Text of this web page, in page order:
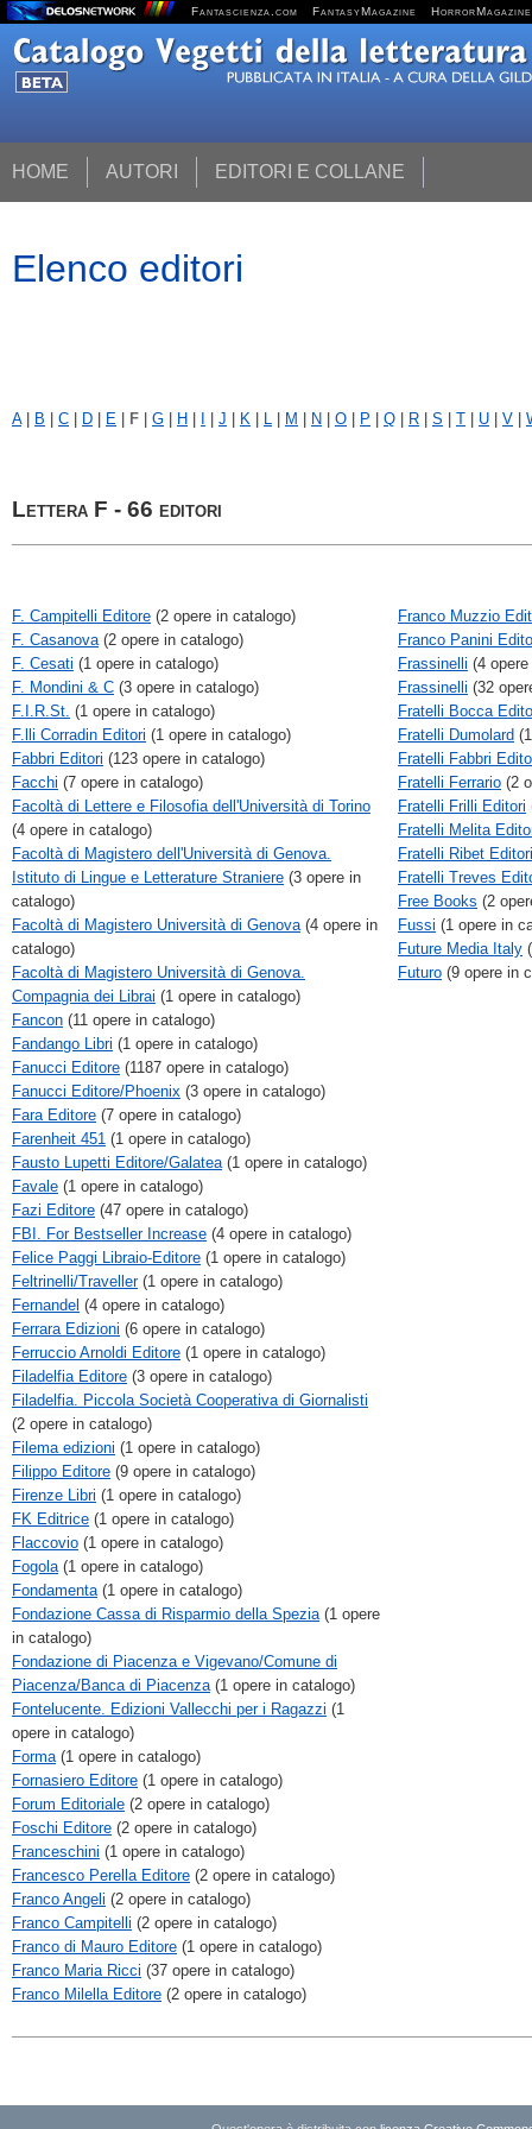
Fantascienza.com FantasyMagazine HorrorMagazine
HOME AUTORI EDITORI E COLLANE
Elenco editori
A| B C D E F G H J K L M N O P Q R S T U V
Lettera F - 66 editori
F. Campitelli Editore (2 opere in catalogo)
F. Casanova (2 opere in catalogo)
F. Cesati (1 opere in catalogo)
F. Mondini & C (3 opere in catalogo)
F.I.R.St. (1 opere in catalogo)
F.lli Corradin Editori (1 opere in catalogo)
Fabbri Editori (123 opere in catalogo)
Facchi (7 opere in catalogo)
Facoltà di Lettere e Filosofia dell'Università di Torino
(4 opere in catalogo)
Facoltà di Magistero dell'Università di Genova.
Istituto di Lingue e Letterature Straniere (3 opere in
catalogo)
Facoltà di Magistero Università di Genova (4 opere in
catalogo)
Facoltà di Magistero Università di Genova.
Compagnia dei Librai (1 opere in catalogo)
Fancon (11 opere in catalogo)
Fandango Libri (1 opere in catalogo)
Fanucci Editore (1187 opere in catalogo)
Fanucci Editore/Phoenix (3 opere in catalogo)
Fara Editore (7 opere in catalogo)
Farenheit 451 (1 opere in catalogo)
Fausto Lupetti Editore/Galatea (1 opere in catalogo)
Favale (1 opere in catalogo)
Fazi Editore (47 opere in catalogo)
FBI. For Bestseller Increase (4 opere in catalogo)
Felice Paggi Libraio-Editore (1 opere in catalogo)
Feltrinelli/Traveller(1 opere in catalogo)
Fernandel (4 opere in catalogo)
Ferrara Edizioni (6 opere in catalogo)
Ferruccio Arnoldi Editore (1 opere in catalogo)
Filadelfia Editore (3 opere in catalogo)
Filadelfia. Piccola Società Cooperativa di Giornalisti
(2 opere in catalogo)
Filema edizioni (1 opere in catalogo)
Filippo Editore (9 opere in catalogo)
Firenze Libri (1 opere in catalogo)
FK Editrice (1 opere in catalogo)
Flaccovio (1 opere in catalogo)
Fogola (1 opere in catalogo)
Fondamenta (1 opere in catalogo)
Fondazione Cassa di Risparmio della Spezia (1 opere
in catalogo)
Fondazione di Piacenza e Vigevano/Comune di
Piacenza/Banca di Piacenza (1 opere in catalogo)
Fontelucente. Edizioni Vallecchi per i Ragazzi (1
opere in catalogo)
Forma (1 opere in catalogo)
Fornasiero Editore (1 opere in catalogo)
Forum Editoriale (2 opere in catalogo)
Foschi Editore (2 opere in catalogo)
Franceschini (1 opere in catalogo)
Francesco Perella Editore (2 opere in catalogo)
Franco Angeli (2 opere in catalogo)
Franco Campitelli (2 opere in catalogo)
Franco di Mauro Editore (1 opere in catalogo)
Franco Maria Ricci (37 opere in catalogo)
Franco Milella Editore (2 opere in catalogo)
Franco Muzzio
Franco Panini
Frassinelli (4
Frassinelli (32
Fratelli Bocca
Fratelli Dumolard
Fratelli Fabbri
Fratelli Ferrario (2
Fratelli Frilli Editori
Fratelli Melita
Fratelli Ribet Editori
Fratelli Treves
Free Books (2
Fussi (1 opere in
Future Media Italy
Futuro (9 opere in